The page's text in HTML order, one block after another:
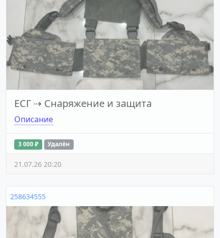
ЕСГ ⇢ Снаряжение и защита
Описание
3 000 ₽ Удалён
21.07.26 20:20
258634555